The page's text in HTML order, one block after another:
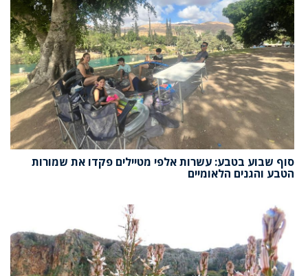
סוף שבוע בטבע: עשרות אלפי מטיילים פקדו את שמורות
הטבע והגנים הלאומיים